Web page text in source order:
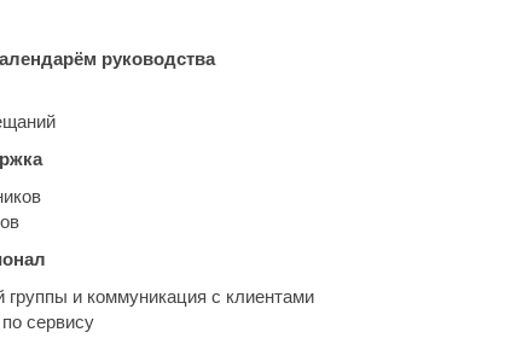
руководства
и коммуникация с клиентами
сервису